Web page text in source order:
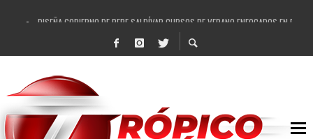
DISEÑA GOBIERNO DE PEPE SALDÍVAR CURSOS DE VERANO ENFOCADOS EN
REFRENDAN LOS 28 DELEGADOS Y 14 COMISARIADOS DE GUADALUPE APOYO A
FORTALECE GOBIERNO DE PEPE SALDÍVAR LA EDUCACIÓN EN LA ZACATECANA
GOBIERNO DE PEPE SALDÍVAR Y GRUPO FEMSA GENERAN MÁS DE 3 MIL EMPLEOS
CUARTA FERIA EXPO AGROPECUARIA TRAJO BENEFICIO DIRECTO A GUADALUPE: